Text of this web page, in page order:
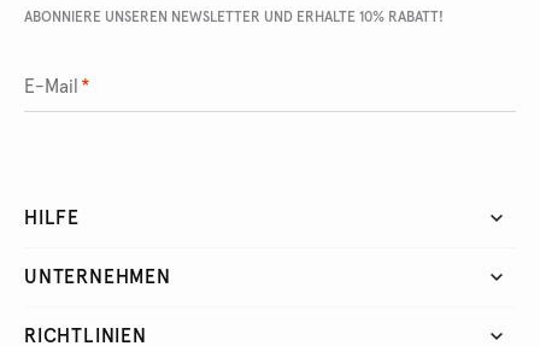
ABONNIERE UNSEREN NEWSLETTER UND ERHALTE 10% RABATT!
E-Mail *
HILFE
UNTERNEHMEN
RICHTLINIEN